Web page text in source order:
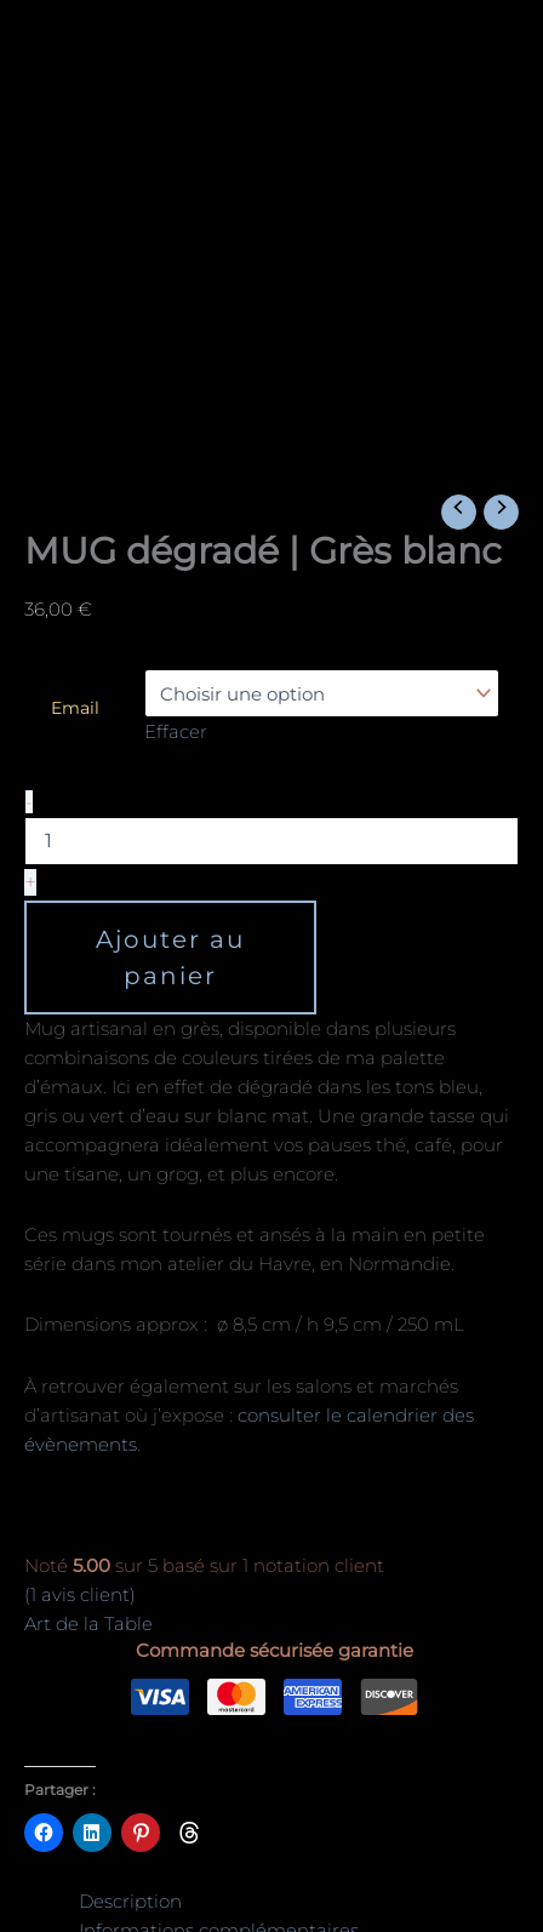
MUG dégradé | Grès blanc
36,00 €
Email
Effacer
-
+
Ajouter au
panier
Mug artisanal en grès, disponible dans plusieurs
combinaisons de couleurs tirées de ma palette
d’émaux. Ici en effet de dégradé dans les tons bleu,
gris ou vert d’eau sur blanc mat. Une grande tasse qui
accompagnera idéalement vos pauses thé, café, pour
une tisane, un grog, et plus encore.
Ces mugs sont tournés et ansés à la main en petite
série dans mon atelier du Havre, en Normandie.
Dimensions approx : ø 8,5 cm / h 9,5 cm / 250 mL
À retrouver également sur les salons et marchés
d’artisanat où j’expose : consulter le calendrier des
évènements
Noté 5.00 sur 5 basé sur 1 notation client
(1 avis client)
Art de la Table
Commande sécurisée garantie
Partager :
Description